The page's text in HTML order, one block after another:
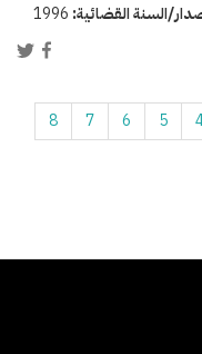
السنة القضائية: 1996
5
6
7
8